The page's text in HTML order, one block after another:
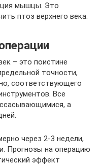
мышцы. Это
птоз верхнего века.
– это поистине
точности,
соответствующего
Все
а
через 2-3 недели,
Прогнозы на операцию
эффект